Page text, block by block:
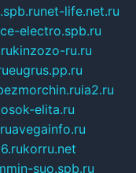
net-life.net.ru
electro.spb.ru
kinzozo-ru.ru
eugrus.pp.ru
ia2.ru
elita.ru
avegainfo.ru
korru.net
suo.spb.ru